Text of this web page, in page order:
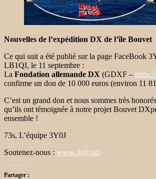
Nouvelles de l’expédition DX de l’île Bouvet
Ce qui suit a été publié sur la page FaceBook
LB1QI, le 11 septembre :
La Fondation allemande DX (GDXF –
confirme un don de 10 000 euros (environ 11
C’est un grand don et nous sommes très
qu’ils ont témoignée à notre projet Bouvet
ensemble !
73s, L’équipe 3Y0J
Soutenez-nous : www.3y0j.no
Partager :